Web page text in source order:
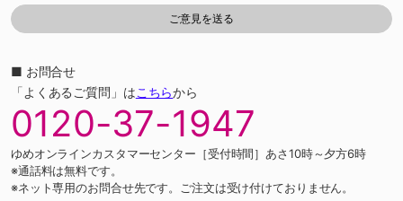
■ お問合せ
「よくあるご質問」はこちらから
0120-37-1947
ゆめオンラインカスタマーセンター［受付時間］あさ10時～夕方6時
※通話料は無料です。
※ネット専用のお問合せ先です。ご注文は受け付けておりません。